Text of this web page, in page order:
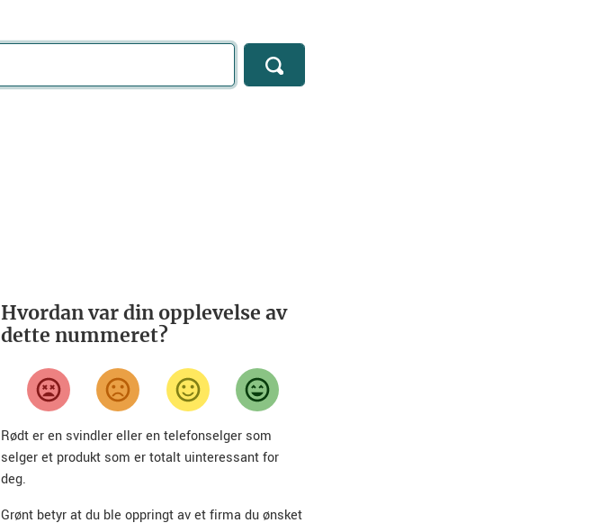
Hvordan var din opplevelse av
dette nummeret?
Rødt er en svindler eller en telefonselger som
selger et produkt som er totalt uinteressant for
deg.
Grønt betyr at du ble oppringt av et firma du ønsket